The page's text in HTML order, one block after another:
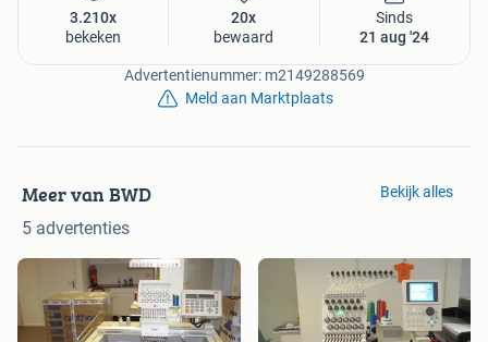
3.210x
bekeken
20x
bewaard
Sinds
21 aug '24
Advertentienummer: m2149288569
Meld aan Marktplaats
Meer van BWD
5 advertenties
Bekijk alles